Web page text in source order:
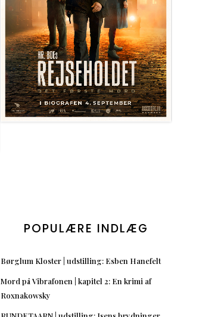
POPULÆRE INDLÆG
Børglum Kloster | udstilling: Esben Hanefelt
Mord på Vibrafonen | kapitel 2: En krimi af
Roxnakowsky